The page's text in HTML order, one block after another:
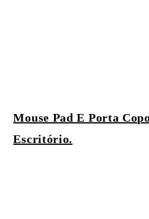
Mouse Pad E Porta
Escritório.